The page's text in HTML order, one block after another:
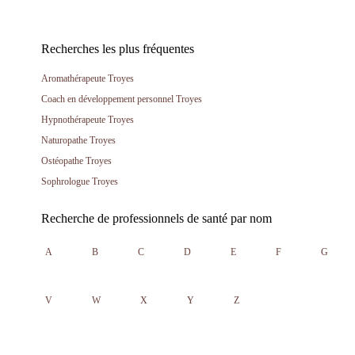
Recherches les plus fréquentes
Aromathérapeute Troyes
Coach en développement personnel Troyes
Hypnothérapeute Troyes
Naturopathe Troyes
Ostéopathe Troyes
Sophrologue Troyes
Recherche de professionnels de santé par nom
A B C D E F G
V W X Y Z